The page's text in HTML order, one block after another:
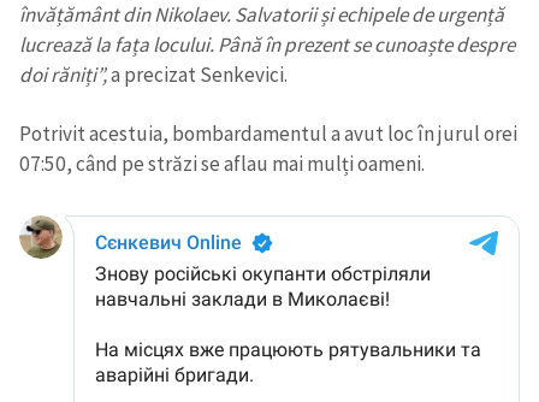
învățământ din Nikolaev. Salvatorii și echipele de urgență
lucrează la fața locului. Până în prezent se cunoaște despre
doi răniți”,a precizat Senkevici.
Potrivit acestuia, bombardamentul a avut loc în jurul orei
07:50, când pe străzi se aflau mai mulți oameni.